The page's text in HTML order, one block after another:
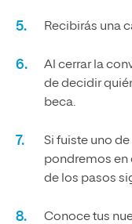
Recibirás una
Al cerrar la
de decidir
beca.
Si fuiste uno
pondremos
de los pasos
Conoce tus